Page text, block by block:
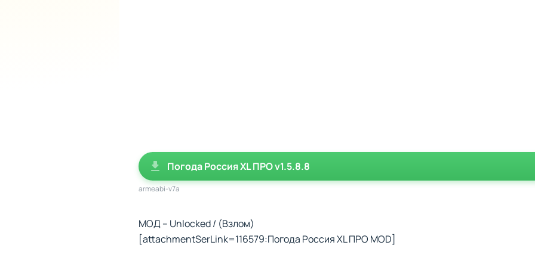
Погода Россия XL ПРО v1.5.8.8
armeabi-v7a
МОД – Unlocked / (Взлом)
[attachmentSerLink=116579:Погода Россия XL ПРО MOD]